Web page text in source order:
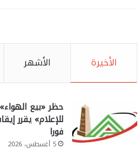
الأخيرة الأشهر
حظر «بيع
للإعلام» يقرر
فورا
5 أغسطس، 2026